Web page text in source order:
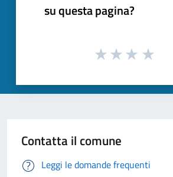
su questa pagina?
Contatta il comune
Leggi le domande frequenti